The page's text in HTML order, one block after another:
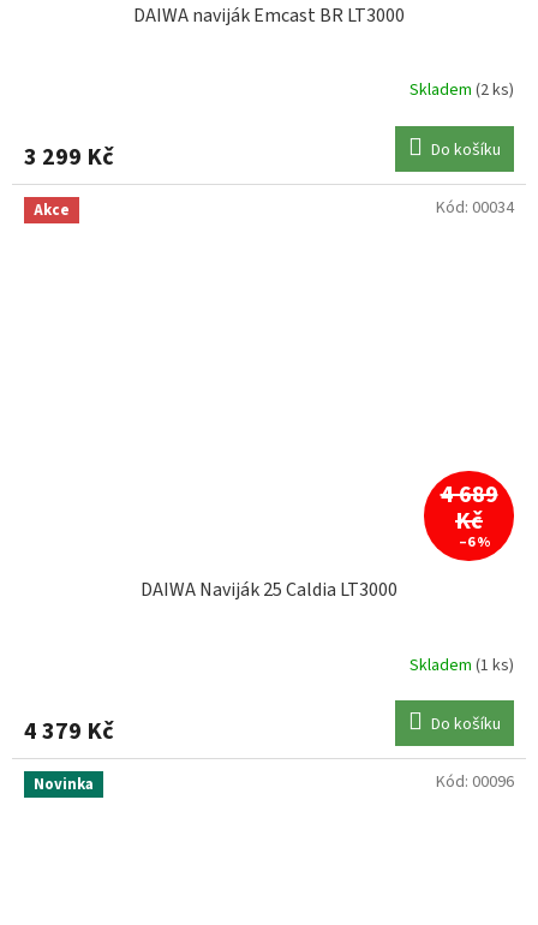
DAIWA naviják Emcast BR LT3000
Skladem (2 ks)
3 299 Kč Do košíku
Akce
4 689
Kč
–6 %
DAIWA Naviják 25 Caldia LT3000
Skladem (1 ks)
4 379 Kč Do košíku
Kód: 00034
Novinka Kód: 00096